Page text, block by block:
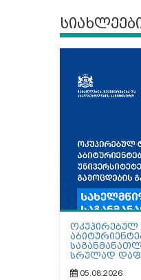
ოკუპირებულ
სრულად
05.08.2026